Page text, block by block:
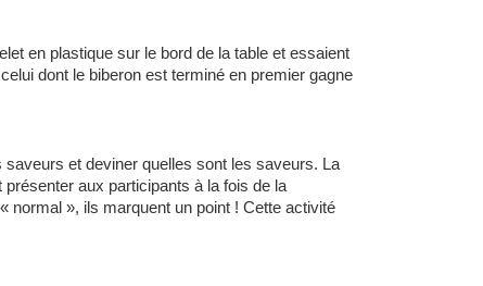
en plastique sur le bord de la table et essaient
dont le biberon est terminé en premier gagne
et deviner quelles sont les saveurs. La
aux participants à la fois de la
normal », ils marquent un point ! Cette activité